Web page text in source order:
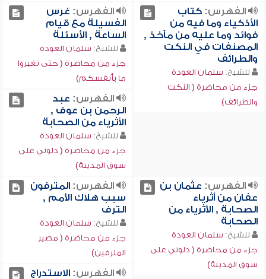
الفهرس:كتاب
الأذكياء وما فيه من
فوائد وما عليه من مآخذ ,
المصنفات في النكت
والطرائف
للشيخ: سلمان العودة
جزء من محاضرة ( النكت
والطرائف)
الفهرس: غرس
الفسيلة مع قيام
الساعة , الأسئلة
للشيخ: سلمان العودة
جزء من محاضرة ( حتى تغيروا
ما بأنفسكم)
الفهرس: عبد
الرحمن بن عوف ,
الأثرياء من الصحابة
للشيخ: سلمان العودة
جزء من محاضرة ( دلوني على
سوق المدينة)
الفهرس: عثمان بن
عفان من أثرياء
الصحابة , الأثرياء من
الصحابة
للشيخ: سلمان العودة
جزء من محاضرة ( دلوني على
سوق المدينة)
الفهرس:المترفون
سبب هلاك الأمم ,
الترف
للشيخ: سلمان العودة
جزء من محاضرة ( مصير
المترفين)
الفهرس:الاستدراج